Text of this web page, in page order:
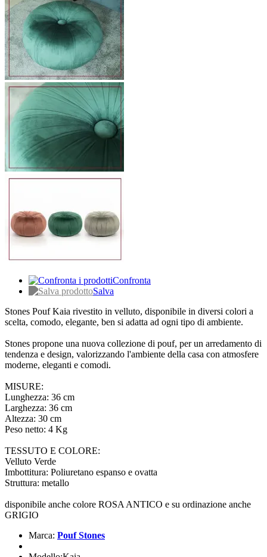
Confronta
Salva
Stones Pouf Kaia rivestito in velluto, disponibile in diversi colori a
scelta, comodo, elegante, ben si adatta ad ogni tipo di ambiente.
Stones propone una nuova collezione di pouf, per un arredamento di
tendenza e design, valorizzando l'ambiente della casa con atmosfere
moderne, eleganti e comodi.
MISURE:
Lunghezza: 36 cm
Larghezza: 36 cm
Altezza: 30 cm
Peso netto: 4 Kg
TESSUTO E COLORE:
Velluto Verde
Imbottitura: Poliuretano espanso e ovatta
Struttura: metallo
disponibile anche colore ROSA ANTICO e su ordinazione anche
GRIGIO
Marca: Pouf Stones